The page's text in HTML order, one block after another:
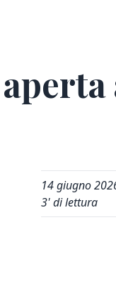
14 giugno
3' di lettura